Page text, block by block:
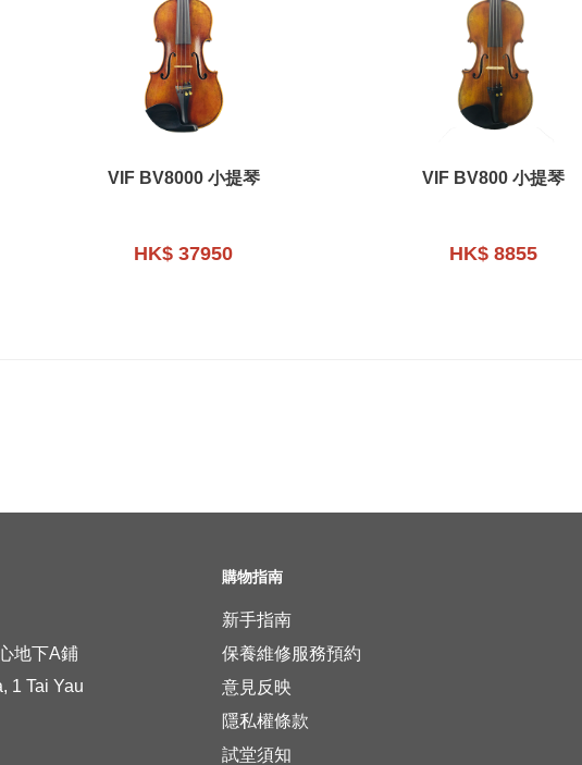
VIF BV8000 小提琴
HK$ 37950
VIF BV800 小提琴
HK$ 8855
購物指南
地下A鋪
1 Tai Yau
新手指南
保養維修服務預約
意見反映
隱私權條款
試堂須知